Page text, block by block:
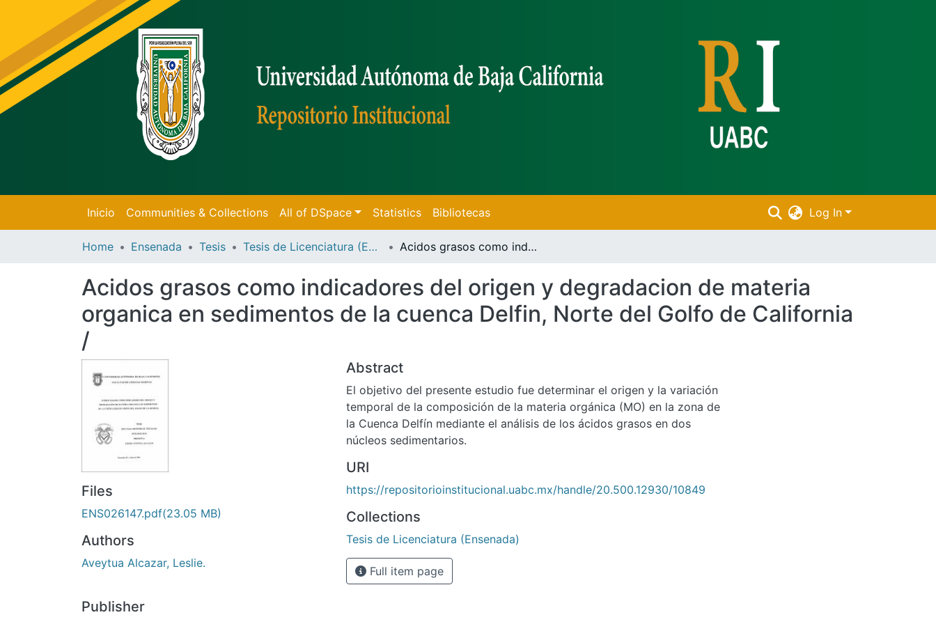
Inicio Communities & Collections All of DSpace Statistics Bibliotecas Log In
Home Ensenada Tesis Tesis de Licenciatura (Ensenada) Acidos grasos como indicadores del origen y degradacion de materia organica en sedimentos de la cuenca Delfin, Norte del Golfo de California /
Acidos grasos como indicadores del origen y degradacion de materia
organica en sedimentos de la cuenca Delfin, Norte del Golfo de California
/
Files
ENS026147.pdf(23.05 MB)
Authors
Aveytua Alcazar, Leslie.
Publisher
Abstract
El objetivo del presente estudio fue determinar el origen y la variación
temporal de la composición de la materia orgánica (MO) en la zona de
la Cuenca Delfín mediante el análisis de los ácidos grasos en dos
núcleos sedimentarios.
URI
https://repositorioinstitucional.uabc.mx/handle/20.500.12930/10849
Collections
Tesis de Licenciatura (Ensenada)
Full item page